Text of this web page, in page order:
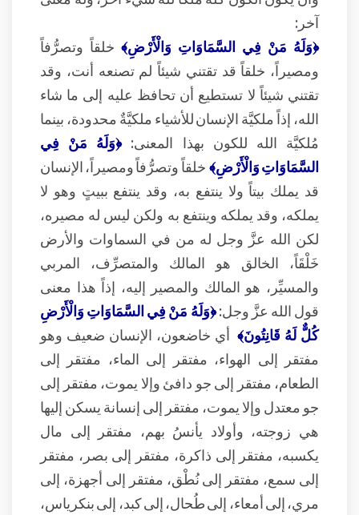
آخر:
﴿وَلَهُ مَنْ فِي السَّمَاوَاتِ وَالْأَرْضِ﴾ خلقاً وتصرُّفاً
ومصيراً، خلقاً قد تقتني شيئاً لم تصنعه أنت، وقد
تقتني شيئاً لا تستطيع أن تحافظ عليه إلى ما شاء
الله، إذاً ملكيَّة الإنسان للأشياء ملكيَّةٌ محدودة، بينما
مُلكيَّة الله للكون بهذا المعنى:﴿وَلَهُ مَنْ فِي
السَّمَاوَاتِ وَالْأَرْضِ﴾خلقاً وتصرُّفاً ومصيراً، الإنسان
قد يملك بيتاً ولا ينتفع به، وقد ينتفع ببيتٍ وهو لا
يملكه، وقد يملكه وينتفع به ولكن ليس له مصيره،
لكن الله عزَّ وجل له من في السماوات والأرض
خَلْقَاً، الخالق هو المالك والمتصرِّف، المربي
والمسيِّر، هو المالك والمصير إليه، إذاً هذا معنى
قول الله عزَّ وجل:﴿وَلَهُ مَنْ فِي السَّمَاوَاتِ وَالْأَرْضِ
كُلٌّ لَهُ قَانِتُونَ﴾ أي خاضعون، الإنسان ضعيف وهو
مفتقر إلى الهواء، مفتقر إلى الماء، مفتقر إلى
الطعام، مفتقر إلى جو دافئ وإلا يموت، مفتقر إلى
جو معتدل وإلا يموت، مفتقر إلى إنسانة يسكن إليها
هي زوجته، وأولاد يأنسُ بهم، مفتقر إلى مال
يكسبه، مفتقر إلى ذاكرة، مفتقر إلى بصر، مفتقر
إلى سمع، مفتقر إلى نُطْق، مفتقر إلى أجهزة، إلى
مري، إلى أمعاء، إلى طُحال، إلى كبد، إلى بنكرياس،